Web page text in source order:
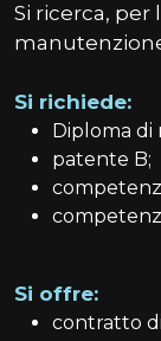
Si ricerca, per
Si richiede:
Diploma di
patente B;
Si offre:
contratto